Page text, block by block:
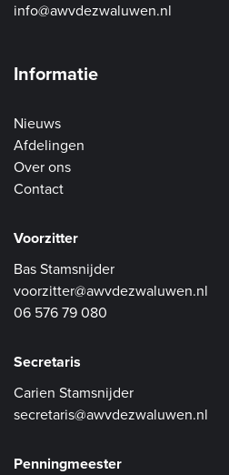
info@awvdezwaluwen.nl
Informatie
Nieuws
Afdelingen
Over ons
Contact
Voorzitter
Bas Stamsnijder
voorzitter@awvdezwaluwen.nl
06 576 79 080
Secretaris
Carien Stamsnijder
secretaris@awvdezwaluwen.nl
Penningmeester